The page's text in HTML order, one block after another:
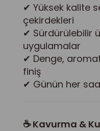
✔ Yüksek kalite
çekirdekleri
✔ Sürdürülebilir
uygulamalar
✔ Denge,
finiş
✔ Günün her
☕ Kavurma &